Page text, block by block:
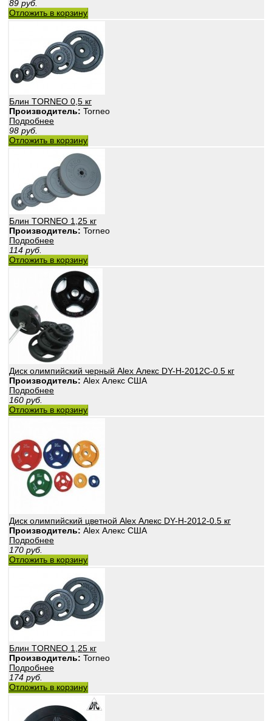
89 руб.
Отложить в корзину
Блин TORNEO 0,5 кг
Производитель: Torneo
Подробнее
98 руб.
Отложить в корзину
Блин TORNEO 1,25 кг
Производитель: Torneo
Подробнее
114 руб.
Отложить в корзину
Диск олимпийский черный Alex Алекс DY-H-2012C-0.5 кг
Производитель: Alex Алекс США
Подробнее
160 руб.
Отложить в корзину
Диск олимпийский цветной Alex Алекс DY-H-2012-0.5 кг
Производитель: Alex Алекс США
Подробнее
170 руб.
Отложить в корзину
Блин TORNEO 1,25 кг
Производитель: Torneo
Подробнее
174 руб.
Отложить в корзину